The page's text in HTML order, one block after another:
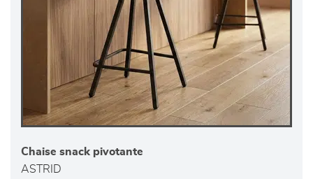
Chaise snack pivotante
ASTRID